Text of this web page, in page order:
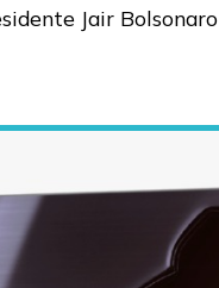
Jair Bolsonaro